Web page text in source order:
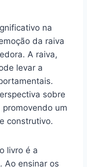
na
da raiva
A raiva,
levar a
sobre
um
e construtivo.
livro é a
. Ao ensinar os